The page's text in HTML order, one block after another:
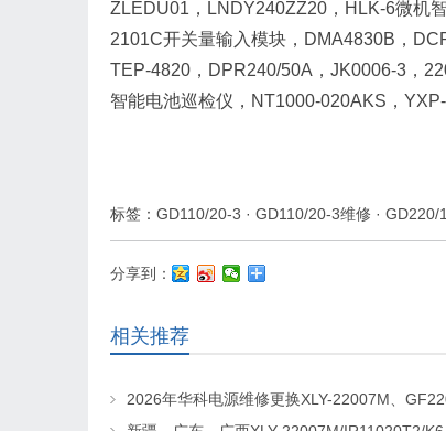
ZLEDU01，LNDY240ZZ20，HLK-6微机
2101C开关量输入模块，DMA4830B，
TEP-4820，DPR240/50A，JK0006-3，
智能电池巡检仪，NT1000-020AKS，YXP-
标签： GD110/20-3 · GD110/20-3维修 · GD220/
分享到：
相关推荐